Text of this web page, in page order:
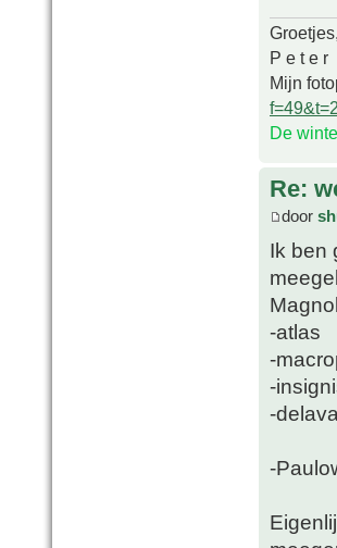
Groetjes,
P e t e r
Mijn
De
Re:
door
Ik ben
-atlas
-
-
-
-